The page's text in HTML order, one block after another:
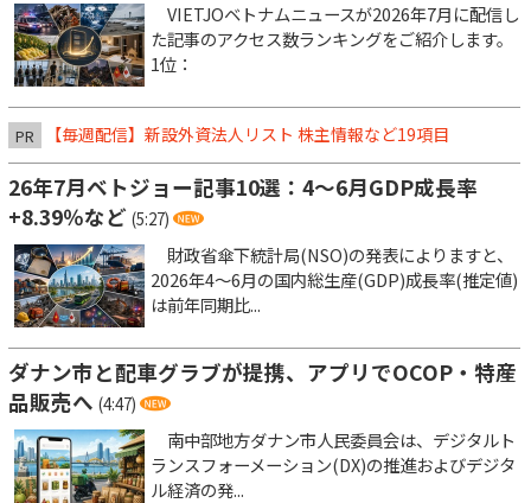
VIETJOベトナムニュースが2026年7月に配信し
た記事のアクセス数ランキングをご紹介します。
1位：
PR 【毎週配信】新設外資法人リスト 株主情報など19項目
26年7月ベトジョー記事10選：4～6月GDP成長率
+8.39％など (5:27)
財政省傘下統計局(NSO)の発表によりますと、
2026年4～6月の国内総生産(GDP)成長率(推定値)
は前年同期比...
ダナン市と配車グラブが提携、アプリでOCOP・特産
品販売へ (4:47)
南中部地方ダナン市人民委員会は、デジタルト
ランスフォーメーション(DX)の推進およびデジタ
ル経済の発...